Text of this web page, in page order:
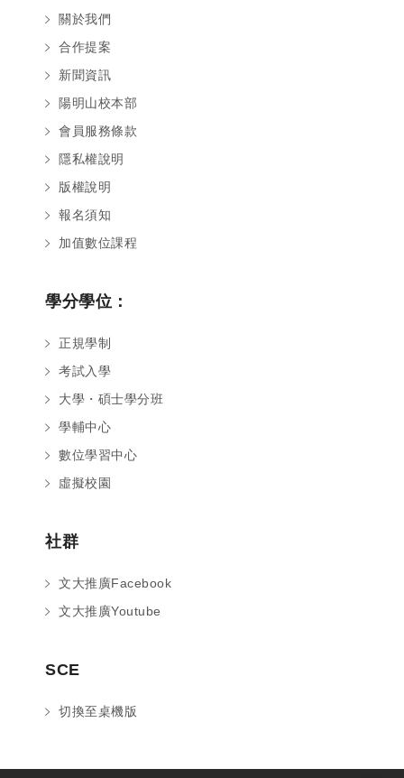
關於我們
合作提案
新聞資訊
陽明山校本部
會員服務條款
隱私權說明
版權說明
報名須知
加值數位課程
學分學位：
正規學制
考試入學
大學・碩士學分班
學輔中心
數位學習中心
虛擬校園
社群
文大推廣Facebook
文大推廣Youtube
SCE
切換至桌機版